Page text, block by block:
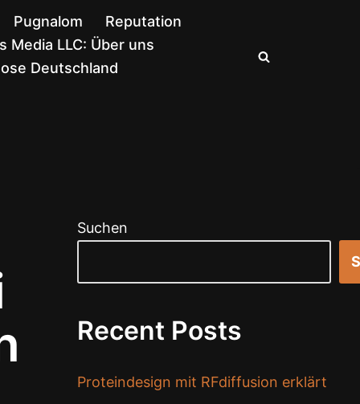
Pugnalom
Reputation
Media LLC: Über uns
Deutschland
Suchen
Recent Posts
Proteindesign mit RFdiffusion erklärt